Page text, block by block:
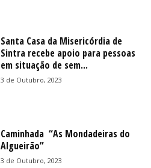
Santa Casa da Misericórdia de
Sintra recebe apoio para pessoas
em situação de sem...
3 de Outubro, 2023
Caminhada “As Mondadeiras do
Algueirão”
3 de Outubro, 2023